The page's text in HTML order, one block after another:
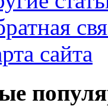
сайта